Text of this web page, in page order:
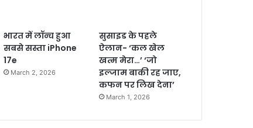
भारत में लॉन्च हुआ
सबसे सस्ता iPhone
17e
March 2, 2026
सुसाइड के पहले
ऐलान- ‘कल खेल
खत्म मेरा…’ ‘जो
इल्जाम बाकी रह जाए,
कफन पर लिख देना’
March 1, 2026